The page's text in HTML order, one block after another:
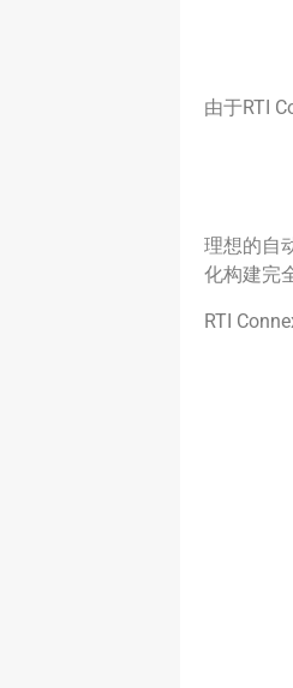
由于RTI
理想的自
化构建完
RTI